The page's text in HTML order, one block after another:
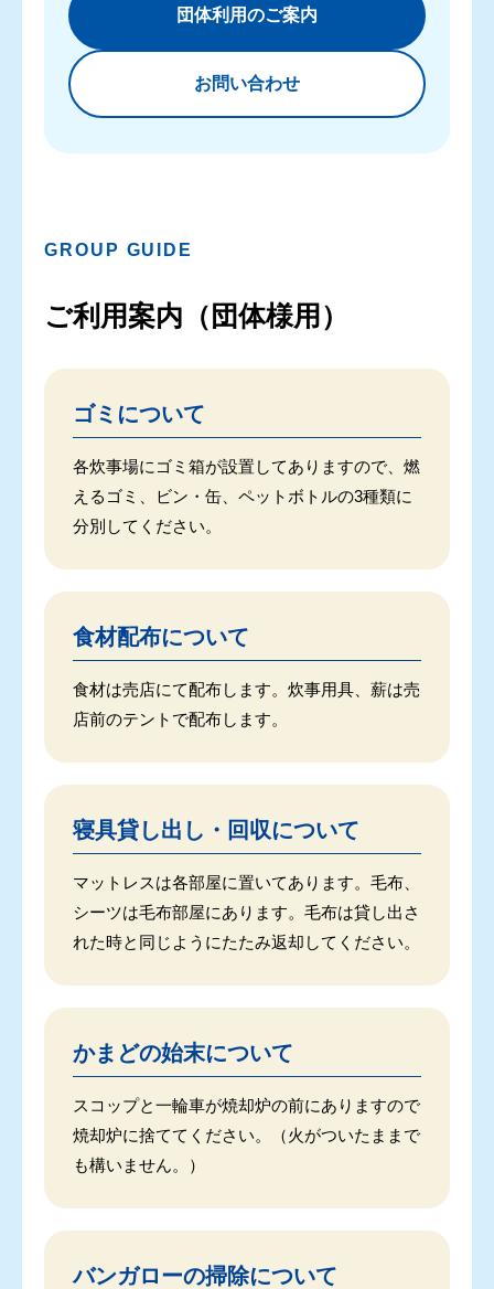
団体利用のご案内
お問い合わせ
GROUP GUIDE
ご利用案内（団体様用）
ゴミについて
各炊事場にゴミ箱が設置してありますので、燃
えるゴミ、ビン・缶、ペットボトルの3種類に
分別してください。
食材配布について
食材は売店にて配布します。炊事用具、薪は売
店前のテントで配布します。
寝具貸し出し・回収について
マットレスは各部屋に置いてあります。毛布、
シーツは毛布部屋にあります。毛布は貸し出さ
れた時と同じようにたたみ返却してください。
かまどの始末について
スコップと一輪車が焼却炉の前にありますので
焼却炉に捨ててください。（火がついたままで
も構いません。）
バンガローの掃除について